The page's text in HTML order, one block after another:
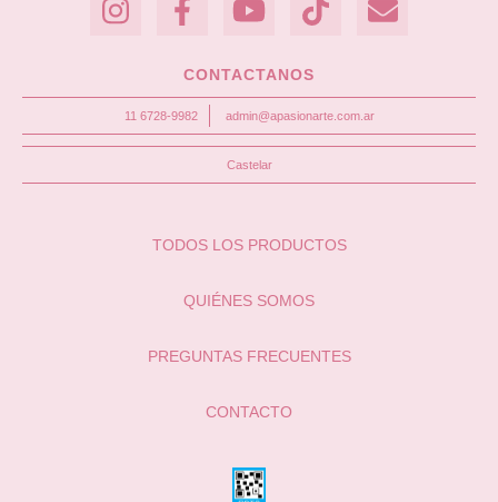
CONTACTANOS
11 6728-9982 admin@apasionarte.com.ar
Castelar
TODOS LOS PRODUCTOS
QUIÉNES SOMOS
PREGUNTAS FRECUENTES
CONTACTO